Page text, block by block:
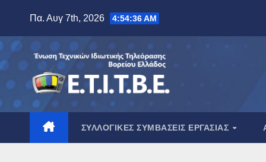
περιεχόμενο
Πα. Αυγ 7th, 2026 4:54:37 AM
ΣΥΛΛΟΓΙΚΈΣ ΣΥΜΒΆΣΕΙΣ ΕΡΓΑΣΊΑΣ